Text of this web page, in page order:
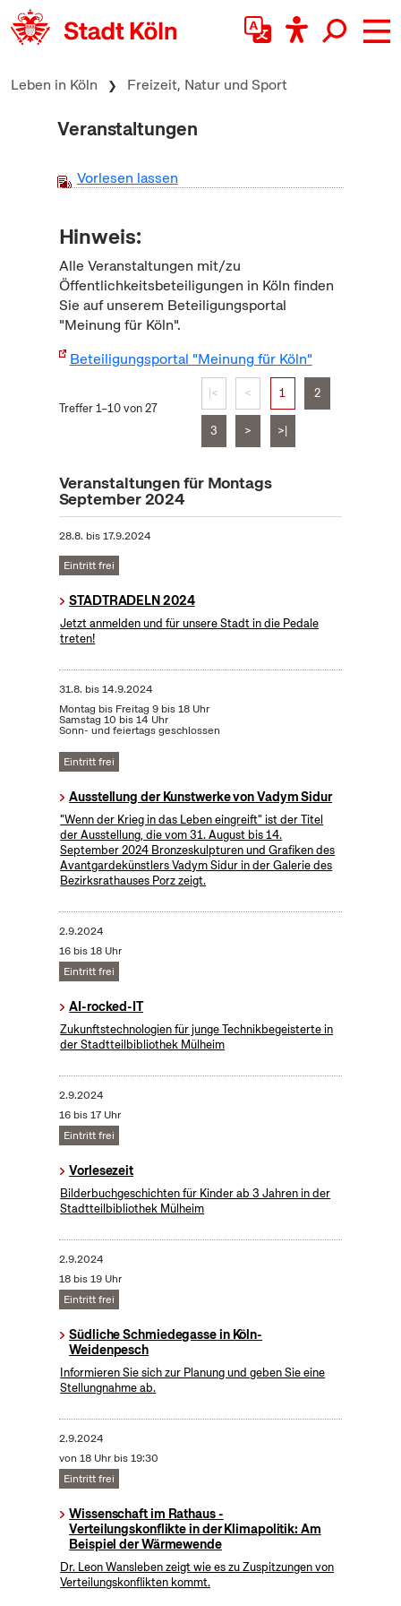
zum Inhalt springen
Leben in Köln Freizeit, Natur und Sport
Veranstaltungen
Vorlesen lassen
Hinweis:
Alle Veranstaltungen mit/zu
Öffentlichkeitsbeteiligungen in Köln finden
Sie auf unserem Beteiligungsportal
"Meinung für Köln".
Beteiligungsportal "Meinung für Köln"
Treffer 1–10 von 27
|< < 1 2
3 > >|
Veranstaltungen für Montags
September 2024
28.8. bis17.9.2024
Eintritt frei
STADTRADELN 2024
Jetzt anmelden und für unsere Stadt in die Pedale
treten!
31.8. bis14.9.2024
Montag bis Freitag 9 bis 18 Uhr
Samstag 10 bis 14 Uhr
Sonn- und feiertags geschlossen
Eintritt frei
Ausstellung der Kunstwerke von Vadym Sidur
"Wenn der Krieg in das Leben eingreift" ist der Titel
der Ausstellung, die vom 31. August bis 14.
September 2024 Bronzeskulpturen und Grafiken des
Avantgardekünstlers Vadym Sidur in der Galerie des
Bezirksrathauses Porz zeigt.
2.9.2024
16 bis 18 Uhr
Eintritt frei
AI-rocked-IT
Zukunftstechnologien für junge Technikbegeisterte in
der Stadtteilbibliothek Mülheim
2.9.2024
16 bis 17 Uhr
Eintritt frei
Vorlesezeit
Bilderbuchgeschichten für Kinder ab 3 Jahren in der
Stadtteilbibliothek Mülheim
2.9.2024
18 bis 19 Uhr
Eintritt frei
Südliche Schmiedegasse in Köln-
Weidenpesch
Informieren Sie sich zur Planung und geben Sie eine
Stellungnahme ab.
2.9.2024
von 18 Uhr bis 19:30
Eintritt frei
Wissenschaft im Rathaus -
Verteilungskonflikte in der Klimapolitik: Am
Beispiel der Wärmewende
Dr. Leon Wansleben zeigt wie es zu Zuspitzungen von
Verteilungskonflikten kommt.